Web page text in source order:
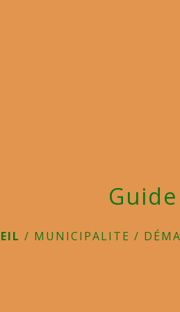
/ MUNICIPALITE /